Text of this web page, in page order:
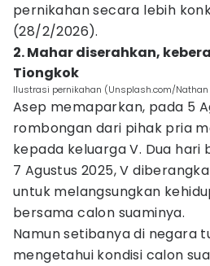
pernikahan secara lebih
(28/2/2026).
2. Mahar diserahkan,
Tiongkok
Ilustrasi pernikahan (Unsplash.com/
Asep memaparkan, pada 5
rombongan dari pihak pria
kepada keluarga V. Dua
7 Agustus 2025, V
untuk melangsungkan
bersama calon suaminya.
Namun setibanya di negara
mengetahui kondisi calon